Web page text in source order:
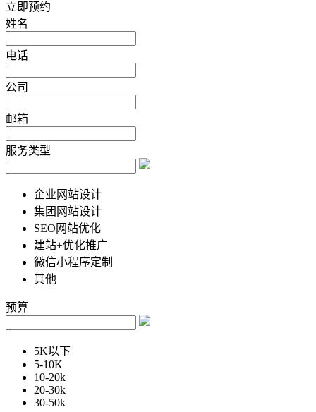
立即预约
姓名
电话
公司
邮箱
服务类型
企业网站设计
集团网站设计
SEO网站优化
建站+优化推广
微信小程序定制
其他
预算
5K以下
5-10K
10-20k
20-30k
30-50k